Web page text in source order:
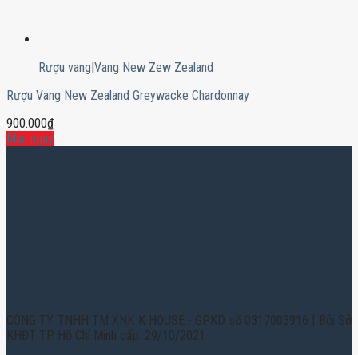
Rượu vang|Vang New Zew Zealand
Rượu Vang New Zealand Greywacke Chardonnay
900.000₫
Mua ngay
CÔNG TY TNHH TM XNK K HOUSE - GPKD số 0317003916 | Bởi Sở
KHĐT TP. Hồ Chí Minh cấp: 29/10/2021